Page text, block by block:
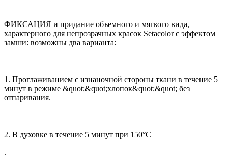
ФИКСАЦИЯ и придание объемного и мягкого вида,
характерного для непрозрачных красок Setacolor с эффектом
замши: возможны два варианта:
1. Проглаживанием с изнаночной стороны ткани в течение 5
минут в режиме &quot;&quot;хлопок&quot;&quot; без
отпаривания.
2. В духовке в течение 5 минут при 150°C
.